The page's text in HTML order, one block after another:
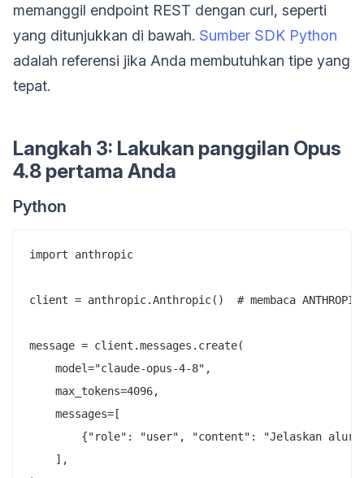
memanggil endpoint REST dengan curl, seperti
yang ditunjukkan di bawah. Sumber SDK Python
adalah referensi jika Anda membutuhkan tipe yang
tepat.
Langkah 3: Lakukan panggilan Opus
4.8 pertama Anda
Python
import anthropic
client = anthropic.Anthropic()  # membaca
message = client.messages.create(
    model="claude-opus-4-8",
    max_tokens=4096,
    messages=[
{"role": "user", "content": "Jelaskan alur
    ],